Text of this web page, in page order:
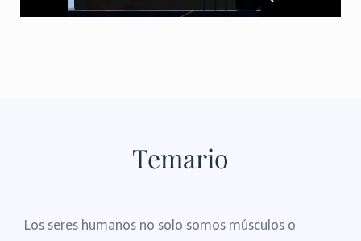
Temario
Los seres humanos no solo somos músculos o